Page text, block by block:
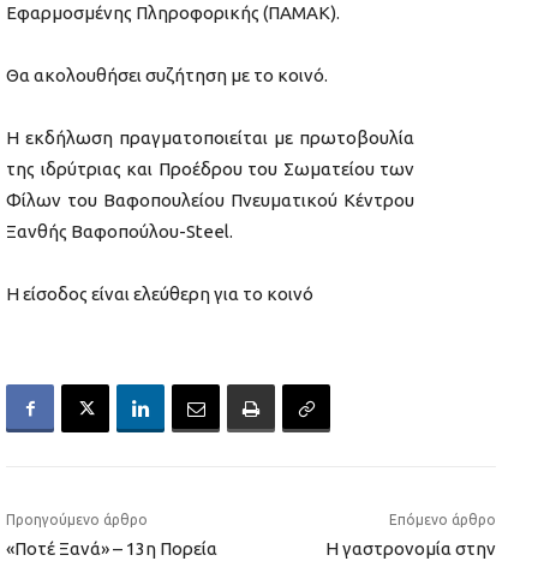
Εφαρμοσμένης Πληροφορικής (ΠΑΜΑΚ).
Θα ακολουθήσει συζήτηση με το κοινό.
Η εκδήλωση πραγματοποιείται με πρωτοβουλία
της ιδρύτριας και Προέδρου του Σωματείου των
Φίλων του Βαφοπουλείου Πνευματικού Κέντρου
Ξανθής Βαφοπούλου-Steel.
Η είσοδος είναι ελεύθερη για το κοινό
Προηγούμενο άρθρο
«Ποτέ Ξανά» – 13η Πορεία
Επόμενο άρθρο
Η γαστρονομία στην